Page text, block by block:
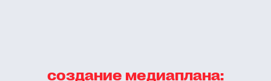
создание медиаплана: